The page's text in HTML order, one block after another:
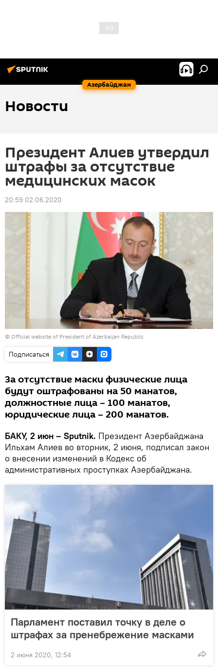
Азербайджан
Новости
Президент Алиев утвердил
штрафы за отсутствие
медицинских масок
20:59 02.06.2020
© Official website of President of Azerbaijan Republic
Подписаться
За отсутствие маски физические лица
будут оштрафованы на 50 манатов,
должностные лица – 100 манатов,
юридические лица – 200 манатов.
БАКУ, 2 июн – Sputnik. Президент Азербайджана
Ильхам Алиев во вторник, 2 июня, подписал закон
о внесении изменений в Кодекс об
административных проступках Азербайджана.
Парламент поставил точку в деле о
штрафах за пренебрежение масками
2 июня 2020, 12:54